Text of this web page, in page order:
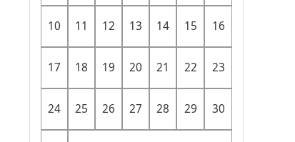
10 11 12 13 14 15 16
17 18 19 20 21 22 23
24 25 26 27 28 29 30